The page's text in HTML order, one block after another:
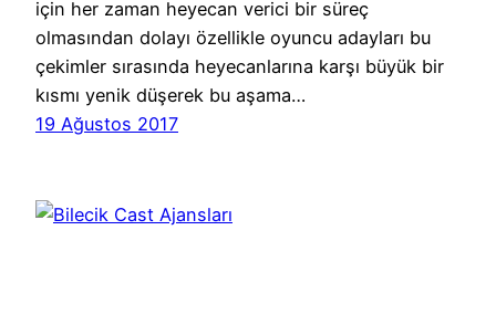
için her zaman heyecan verici bir süreç
olmasından dolayı özellikle oyuncu adayları bu
çekimler sırasında heyecanlarına karşı büyük bir
kısmı yenik düşerek bu aşama…
19 Ağustos 2017